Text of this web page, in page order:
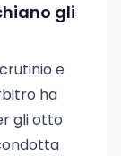
gli
e
ha
gli otto